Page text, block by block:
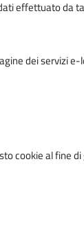
effettuato da
dei servizi
cookie al fine